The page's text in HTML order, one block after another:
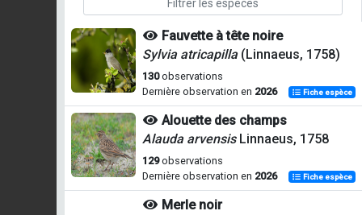
Fauvette à tête noire
Sylvia atricapilla(Linnaeus, 1758)
130observations
Dernière observation en 2026 Fiche espèce
Alouette des champs
Alauda arvensisLinnaeus, 1758
129observations
Dernière observation en 2026 Fiche espèce
Merle noir